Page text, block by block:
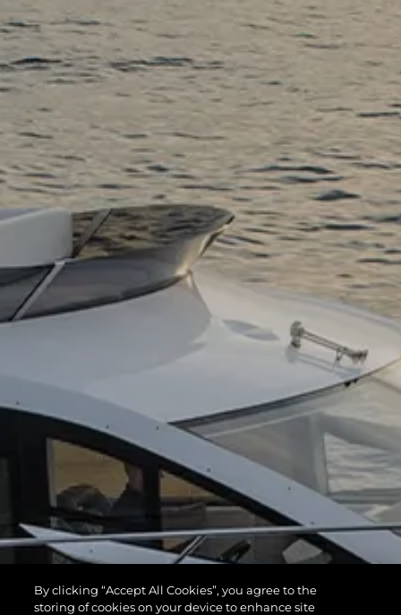
By clicking “Accept All Cookies”, you agree to the
storing of cookies on your device to enhance site